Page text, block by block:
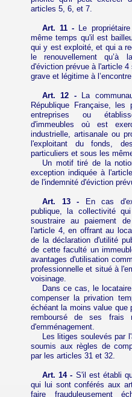
articles 5, 6, et 7.
Art. 11 - Le
même temps qu'il est
qui y est exploité, et qui a
le renouvellement qu’à
d'éviction prévue à l'article
grave et légitime à
Art. 12 -La
République Française,
entreprises ou
d'immeubles où est
industrielle, artisanale ou
l'exploitant du fonds,
particuliers et sous les
Un motif tiré de la
exception indiquée à
de l'indemnité d'éviction
Art. 13 - En cas
publique, la collectivité
soustraire au paiement
l'article 4, en offrant au
de la déclaration d'utilité
de cette faculté un
avantages d'utilisation
professionnelle et situé à
voisinage.
Dans ce cas, le
compenser la privation
échéant la moins value que
remboursé de ses frais
d'emménagement.
Les litiges soulevés par
soumis aux règles de
par les articles 31 et 32.
Art. 14 - S'il est établi
qui lui sont conférés aux
faire frauduleusement